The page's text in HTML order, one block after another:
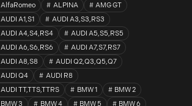
AlfaRomeo
ALPINA
AMG GT
AUDI A1,S1
AUDI A3,S3,RS3
AUDI A4,S4,RS4
AUDI A5,S5,RS5
AUDI A6,S6,RS6
AUDI A7,S7,RS7
AUDI A8,S8
AUDI Q2,Q3,Q5,Q7
AUDI Q4
AUDI R8
AUDI TT,TTS,TTRS
BMW 1
BMW 2
BMW 3
BMW 4 BMW 5
BMW 6